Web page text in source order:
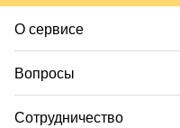
О сервисе
Вопросы
Сотрудничество